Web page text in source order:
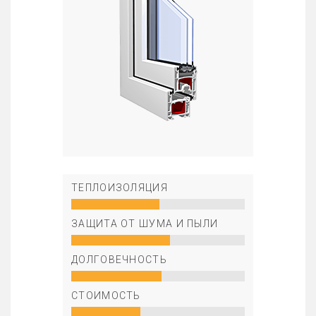
ТЕПЛОИЗОЛЯЦИЯ
ЗАЩИТА ОТ ШУМА И ПЫЛИ
ДОЛГОВЕЧНОСТЬ
СТОИМОСТЬ